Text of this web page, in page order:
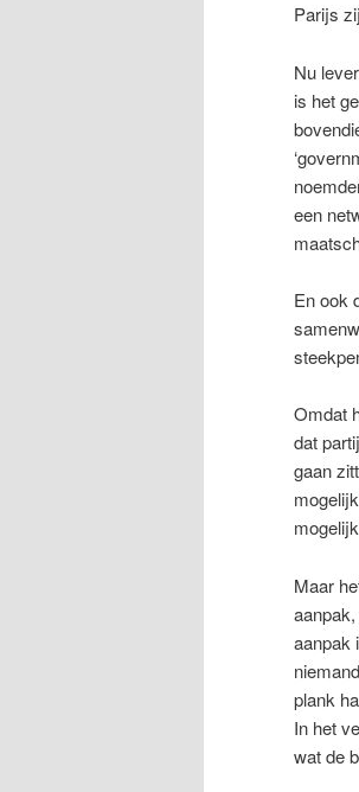
Parijs
Nu
is het
een
En ook
Omdat
dat
gaan
Maar
aanpak
plank
In het
wat de